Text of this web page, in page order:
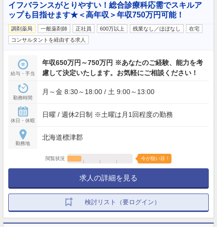
イフバランスがとりやすい！総合診療科応需でスキルア
ップも目指せます★＜高年収＞年収750万円可能！
調剤薬局 一般薬剤師 正社員 600万以上 残業なし／ほぼなし
在宅
コンサルタントを経由する求人
給与・手当
年収650万円～750万円 ※あなたのご経験、能力を考
慮して決定いたします。お気軽にご相談ください！
勤務時間
月～金 8:30～18:00 / 土 9:00～13:00
休日・休暇
日曜 / 週休2日制 ※土曜は月1回程度の勤務
勤務地
北海道標津郡
閲覧状況 今が狙い目！
求人の詳細を見る
検討リスト（要ログイン）